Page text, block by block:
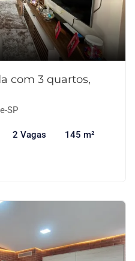
com 3 quartos,
SP
2 Vagas 145 m²